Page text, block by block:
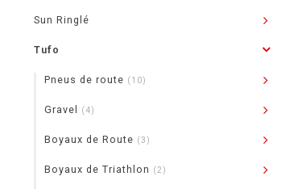
Sun Ringlé
Tufo
Pneus de route (10)
Gravel (4)
Boyaux de Route (3)
Boyaux de Triathlon (2)